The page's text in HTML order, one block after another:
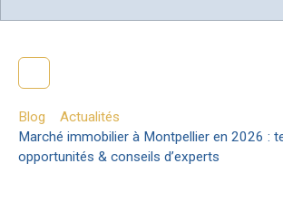
Blog
Actualités
Marché immobilier à Montpellier en 2026 :
opportunités & conseils d’experts